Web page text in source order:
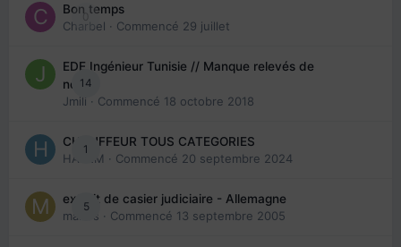
0
Bon temps
Charbel · Commencé 29 juillet
14
EDE Ingénieur Tunisie // Manque relevés de
note
Jmili · Commencé 18 octobre 2018
1
CHAUFFEUR TOUS CATEGORIES
HAZEM · Commencé 20 septembre 2024
5
extrait de casier judiciaire - Allemagne
maries · Commencé 13 septembre 2005